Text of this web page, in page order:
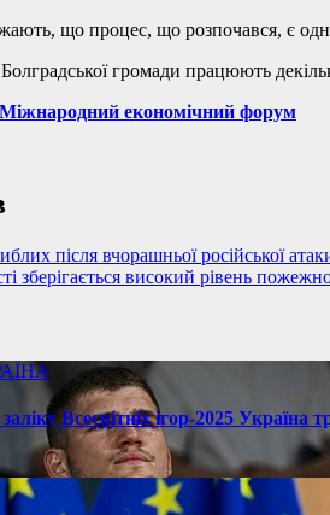
що процес, що розпочався, є
громади працюють
Міжнародний економічний форум
після вчорашньої російської
зберігається високий рівень
Всесвітніх ігор-2025 Україна